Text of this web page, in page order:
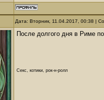
Дата: Вторник, 11.04.2017, 00:38 |
После долгого дня в Риме
Секс, котики, рок-н-ролл